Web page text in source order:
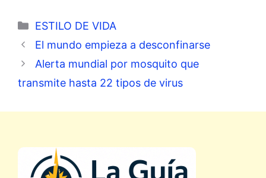
Categorías
ESTILO DE VIDA
El mundo empieza a desconfinarse
Alerta mundial por mosquito que
transmite hasta 22 tipos de virus